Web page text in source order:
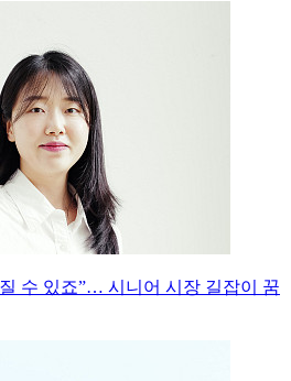
수 있죠”… 시니어 시장 길잡이 꿈